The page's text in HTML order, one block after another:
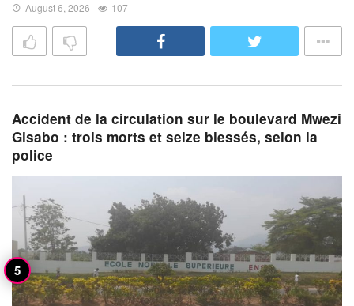
August 6, 2026 107
Accident de la circulation sur le boulevard Mwezi
Gisabo : trois morts et seize blessés, selon la
police